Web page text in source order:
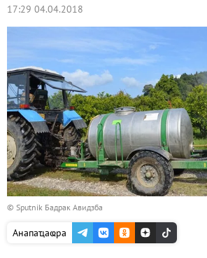
17:29 04.04.2018
© Sputnik Бадрак Авидзба
Анапаҵаҩра